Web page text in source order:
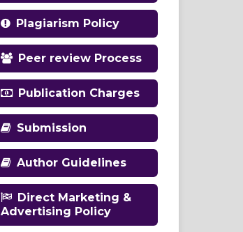
Plagiarism Policy
Peer review Process
Publication Charges
Submission
Author Guidelines
Direct Marketing &
Advertising Policy